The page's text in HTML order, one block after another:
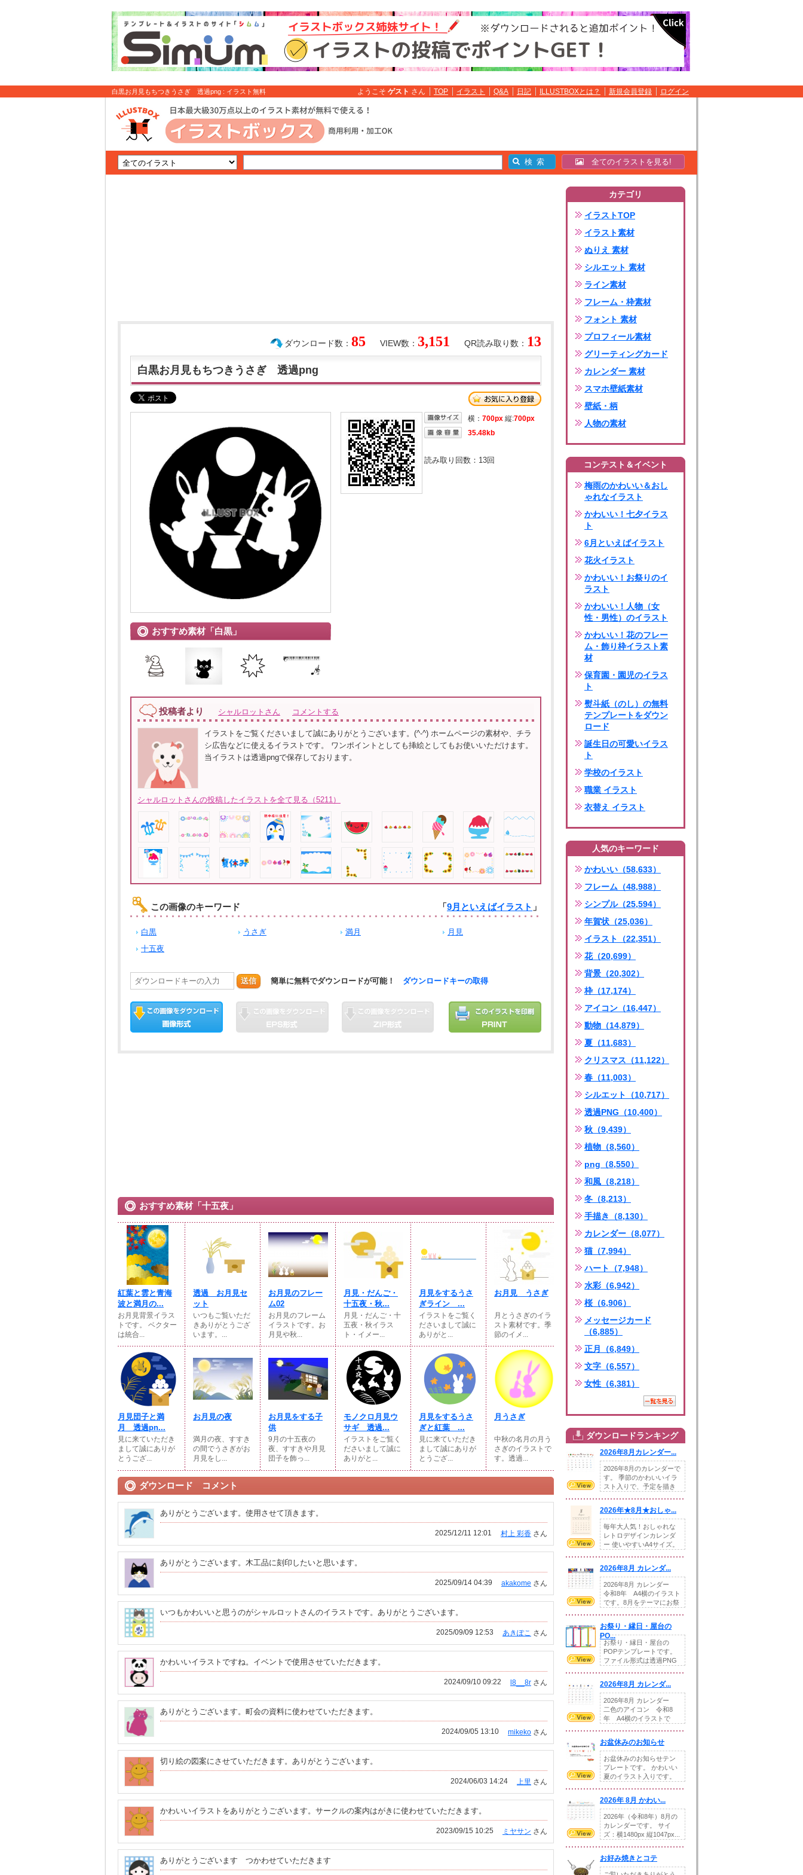
白黒お月見もちつきうさぎ 透過png : イラスト無料 ようこそ ゲスト さん TOP イラスト Q&A 日記 ILLUSTBOXとは？ 新規会員登録 ログイン
全てのイラストを見る!
QR読み取り数： 13
VIEW数： 3,151
ダウンロード数： 85
白黒お月見もちつきうさぎ 透過png
おすすめ素材「白黒」
横： 700px 縦:700px
35.48kb
読み取り回数： 13回
投稿者より シャルロットさん コメントする
イラストをご覧くださいまして誠にありがとうございます。(^-^) ホームページの素材や、チラ
シ広告などに使えるイラストです。 ワンポイントとしても挿絵としてもお使いいただけます。
当イラストは透過pngで保存しております。
シャルロットさんの投稿したイラストを全て見る（5211）
この画像のキーワード 「9月といえばイラスト 」
白黒 うさぎ 満月
月見
十五夜
送信 簡単に無料でダウンロードが可能！ ダウンロードキーの取得
おすすめ素材「十五夜」
紅葉と雲と青海
波と満月の...
お月見背景イラス
トです。 ベクター
は統合...
透過 お月見セ
ット
いつもご覧いただ
きありがとうござ
います。...
お月見のフレー
ム02
お月見のフレーム
イラストです。お
月見や秋...
月見・だんご・
十五夜・秋...
月見・だんご・十
五夜・秋イラス
ト・イメー...
月見をするうさ
ぎライン ...
イラストをご覧く
ださいまして誠に
ありがと...
お月見 うさぎ
月とうさぎのイラ
スト素材です。季
節のイメ...
月見団子と満
月 透過pn...
見に来ていただき
まして誠にありが
とうござ...
お月見の夜
満月の夜、すすき
の間でうさぎがお
月見をし...
お月見をする子
供
9月の十五夜の
夜、すすきや月見
団子を飾っ...
モノクロ月見ウ
サギ 透過...
イラストをご覧く
ださいまして誠に
ありがと...
月見をするうさ
ぎと紅葉 ...
見に来ていただき
まして誠にありが
とうござ...
月うさぎ
中秋の名月の月う
さぎのイラストで
す。透過...
ダウンロード コメント
ありがとうございます。使用させて頂きます。
村上 彩香 さん
2025/12/11 12:01
ありがとうございます。木工品に刻印したいと思います。
akakome さん
2025/09/14 04:39
いつもかわいいと思うのがシャルロットさんのイラストです。ありがとうございます。
あきぽこ さん
2025/09/09 12:53
かわいいイラストですね。イベントで使用させていただきます。
l8__8r さん
2024/09/10 09:22
ありがとうございます。町会の資料に使わせていただきます。
mikeko さん
2024/09/05 13:10
切り絵の図案にさせていただきます。ありがとうございます。
上里 さん
2024/06/03 14:24
かわいいイラストをありがとうございます。サークルの案内はがきに使わせていただきます。
ミヤサン さん
2023/09/15 10:25
ありがとうございます つかわせていただきます
カテゴリ
イラストTOP
イラスト素材
ぬりえ 素材
シルエット 素材
ライン素材
フレーム・枠素材
フォント 素材
プロフィール素材
グリーティングカード
カレンダー 素材
スマホ壁紙素材
壁紙・柄
人物の素材
コンテスト＆イベント
梅雨のかわいい＆おし
ゃれなイラスト
かわいい！七夕イラス
ト
6月といえばイラスト
花火イラスト
かわいい！お祭りのイ
ラスト
かわいい！人物（女
性・男性）のイラスト
かわいい！花のフレー
ム・飾り枠イラスト素
材
保育園・園児のイラス
ト
熨斗紙（のし）の無料
テンプレートをダウン
ロード
誕生日の可愛いイラス
ト
学校のイラスト
職業 イラスト
衣替え イラスト
人気のキーワード
かわいい（58,633）
フレーム（48,988）
シンプル（25,594）
年賀状（25,036）
イラスト（22,351）
花（20,699）
背景（20,302）
枠（17,174）
アイコン（16,447）
動物（14,879）
夏（11,683）
クリスマス（11,122）
春（11,003）
シルエット（10,717）
透過PNG（10,400）
秋（9,439）
植物（8,560）
png（8,550）
和風（8,218）
冬（8,213）
手描き（8,130）
カレンダー（8,077）
猫（7,994）
ハート（7,948）
水彩（6,942）
桜（6,906）
メッセージカード
（6,885）
正月（6,849）
文字（6,557）
女性（6,381）
ダウンロードランキング
2026年8月カレンダー...
2026年8月のカレンダーで
す。 季節のかわいいイラ
スト入りで、予定を描き
2026年★8月★おしゃ...
毎年大人気！おしゃれな
レトロデザインカレンダ
ー 使いやすいA4サイズ。
2026年8月 カレンダ...
2026年8月 カレンダー
令和8年 A4横のイラスト
です。8月をテーマにお祭
お祭り・縁日・屋台の
PO...
お祭り・縁日・屋台の
POPテンプレートです。
ファイル形式は透過PNG
2026年8月 カレンダ...
2026年8月 カレンダー
二色のアイコン 令和8
年 A4横のイラストで
お盆休みのお知らせ
お盆休みのお知らせテン
プレートです。 かわいい
夏のイラスト入りです。
2026年 8月 かわい...
2026年（令和8年）8月の
カレンダーです。 サイ
ズ：横1480px 縦1047px...
お好み焼きとコテ